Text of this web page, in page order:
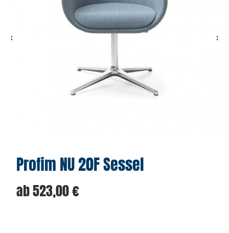
Profim NU 20F Sessel
ab523,00€